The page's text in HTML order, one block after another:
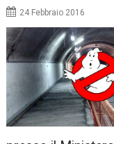
24 Febbraio 2016